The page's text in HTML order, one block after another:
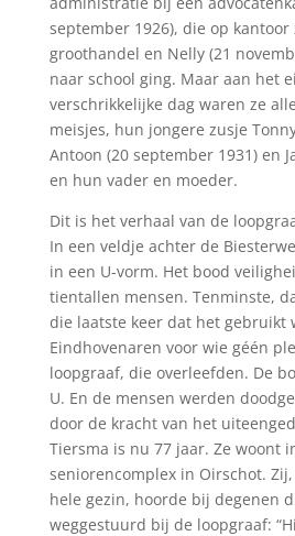
september 1926), die op kantoor
groothandel en Nelly (21
naar school ging. Maar aan het
verschrikkelijke dag waren ze
meisjes, hun jongere zusje
Antoon (20 september 1931) en
en hun vader en moeder.
Dit is het verhaal van de
In een veldje achter de
in een U-vorm. Het bood
tientallen mensen. Tenminste,
die laatste keer dat het gebruikt
Eindhovenaren voor wie géén
loopgraaf, die overleefden. De
U. En de mensen werden
door de kracht van het
Tiersma is nu 77 jaar. Ze woont
seniorencomplex in Oirschot.
hele gezin, hoorde bij degenen
weggestuurd bij de loopgraaf: